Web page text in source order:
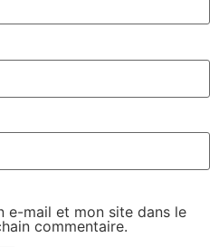
e-mail et mon site dans le
commentaire.